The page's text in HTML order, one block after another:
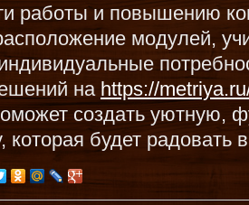
работы и повышению
модулей,
на https://
создать уютную,
которая будет радовать